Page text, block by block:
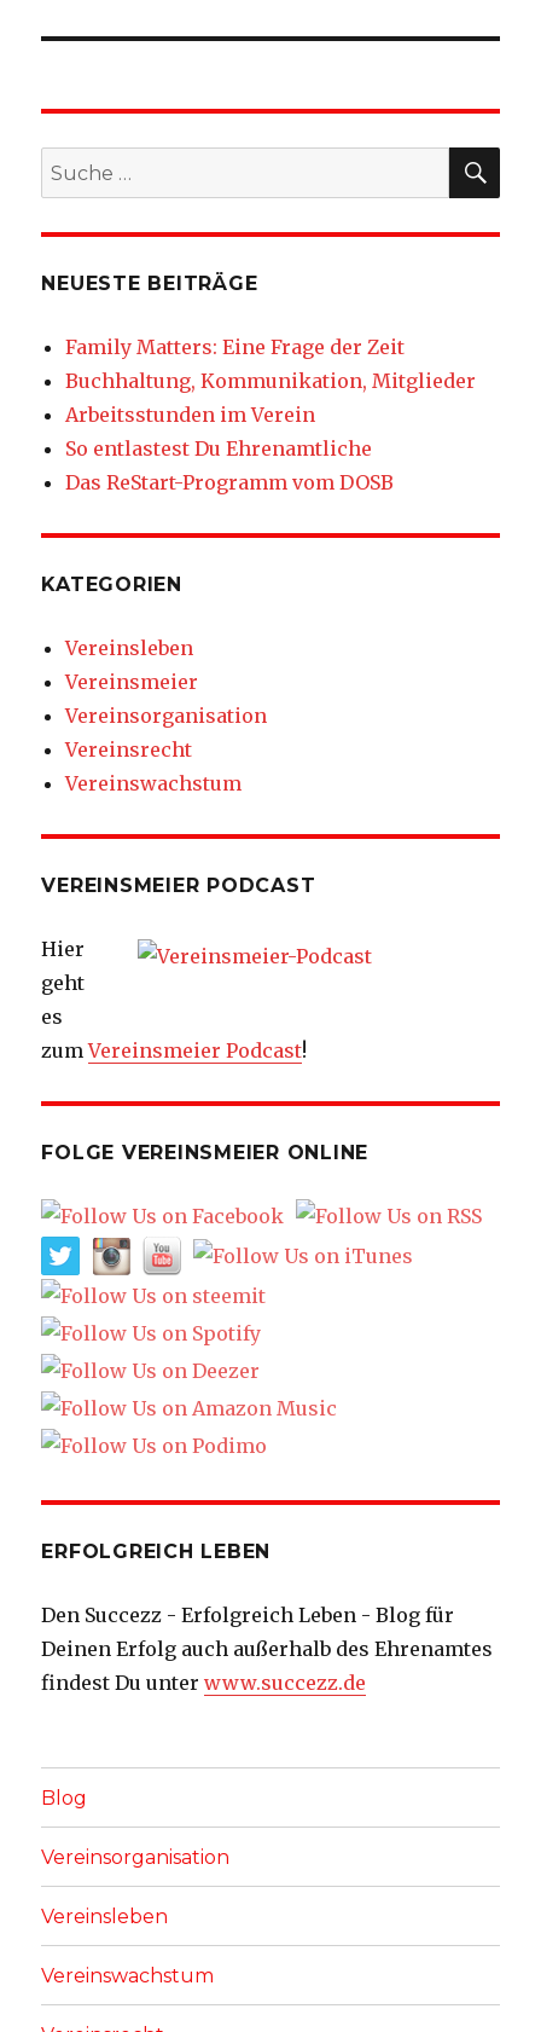
Suche
nach:
NEUESTE BEITRÄGE
Family Matters: Eine Frage der Zeit
Buchhaltung, Kommunikation, Mitglieder
Arbeitsstunden im Verein
So entlastest Du Ehrenamtliche
Das ReStart-Programm vom DOSB
KATEGORIEN
Vereinsleben
Vereinsmeier
Vereinsorganisation
Vereinsrecht
Vereinswachstum
VEREINSMEIER PODCAST
Hier
geht
es
zumVereinsmeier Podcast!
FOLGE VEREINSMEIER ONLINE
ERFOLGREICH LEBEN
Den Succezz - Erfolgreich Leben - Blog für
Deinen Erfolg auch außerhalb des Ehrenamtes
findest Du unterwww.succezz.de
Blog
Vereinsorganisation
Vereinsleben
Vereinswachstum